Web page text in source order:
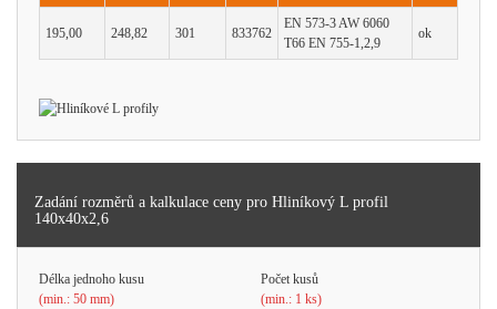
195,00 248,82 301 833762
EN 573-3 AW 6060
T66 EN 755-1,2,9
ok
Zadání rozměrů a kalkulace ceny pro Hliníkový L profil
140x40x2,6
Délka jednoho kusu
(min.: 50 mm)
Počet kusů
(min.: 1 ks)